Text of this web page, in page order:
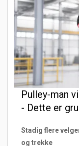
Pulley-man
- Dette er
Stadig flere
og trekke